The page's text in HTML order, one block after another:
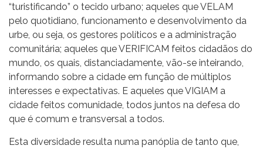
“turistificando” o tecido urbano; aqueles que VELAM
pelo quotidiano, funcionamento e desenvolvimento da
urbe, ou seja, os gestores políticos e a administração
comunitária; aqueles que VERIFICAM feitos cidadãos do
mundo, os quais, distanciadamente, vão-se inteirando,
informando sobre a cidade em função de múltiplos
interesses e expectativas. E aqueles que VIGIAM a
cidade feitos comunidade, todos juntos na defesa do
que é comum e transversal a todos.
Esta diversidade resulta numa panóplia de tanto que,